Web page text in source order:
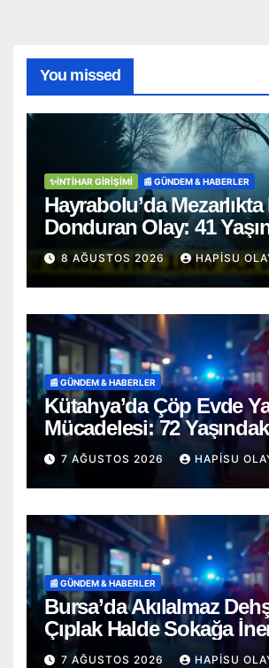
You missed
✨İNTIHAR GIRIŞIMI 📰 GÜNDEM & HABERLER
Hayrabolu’da
Donduran Olay: 41
Şahıs Ağaca Asılı
8 AĞUSTOS 2026 HAPISU
📰 GÜNDEM & HABERLER
Kütahya’da Çöp Evde
Mücadelesi: 72
D. Mucizevi Şekilde
7 AĞUSTOS 2026 HAPISU
📰 GÜNDEM & HABERLER
Bursa’da Akılalmaz
Çıplak Halde Sokağa
Terör Estirdi!
7 AĞUSTOS 2026 HAPISU